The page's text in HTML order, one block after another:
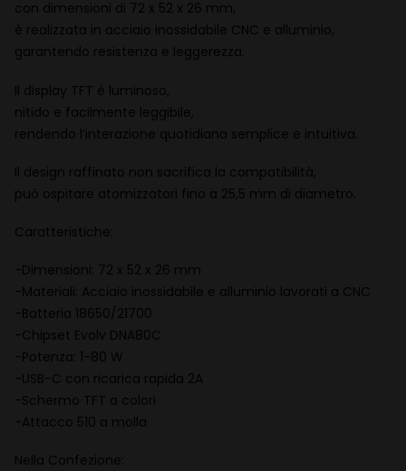
con dimensioni di 72 x 52 x 26 mm,
è realizzata in acciaio inossidabile CNC e alluminio,
garantendo resistenza e leggerezza.
Il display TFT è luminoso,
nitido e facilmente leggibile,
rendendo l’interazione quotidiana semplice e intuitiva.
Il design raffinato non sacrifica la compatibilità,
può ospitare atomizzatori fino a 25,5 mm di diametro.
Caratteristiche:
-Dimensioni: 72 x 52 x 26 mm
-Materiali: Acciaio inossidabile e alluminio lavorati a CNC
-Batteria 18650/21700
-Chipset Evolv DNA80C
-Potenza: 1-80 W
-USB-C con ricarica rapida 2A
-Schermo TFT a colori
-Attacco 510 a molla
Nella Confezione: